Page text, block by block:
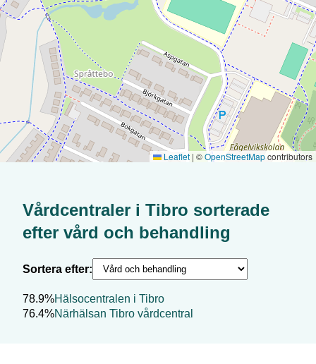
Leaflet | ©OpenStreetMapcontributors
Vårdcentraler i Tibro sorterade
efter vård och behandling
Sortera efter:
78.9%Hälsocentralen i Tibro
76.4%Närhälsan Tibro vårdcentral